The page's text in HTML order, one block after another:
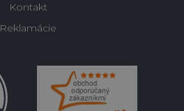
Kontakt
Reklamácie